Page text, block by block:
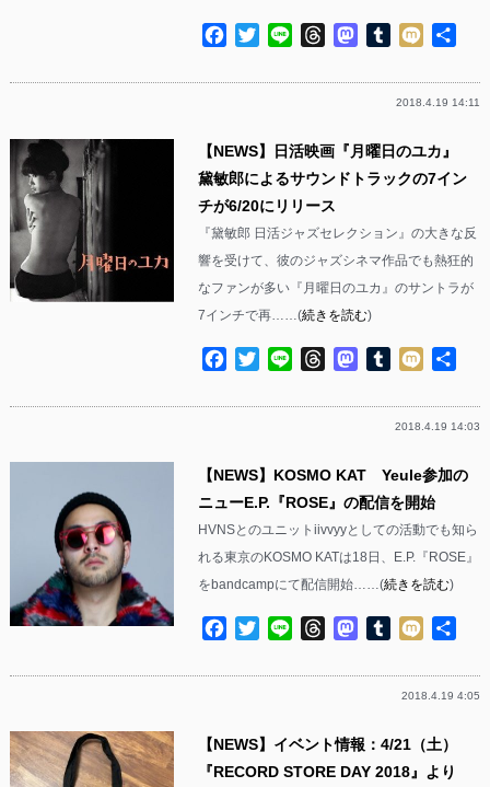
Facebook
TwitterLine ThreadsMastodon
Tumblr
Mixi
2018.4.19 14:11
【NEWS】日活映画『月曜日のユカ』
黛敏郎によるサウンドトラックの7イン
チが6/20にリリース
『黛敏郎 日活ジャズセレクション』の大きな反
響を受けて、彼のジャズシネマ作品でも熱狂的
なファンが多い『月曜日のユカ』のサントラが
7インチで再……(続きを読む)
Facebook
TwitterLine ThreadsMastodon
Tumblr
Mixi
2018.4.19 14:03
【NEWS】KOSMO KAT Yeule参加の
ニューE.P.『ROSE』の配信を開始
HVNSとのユニットiivvyyとしての活動でも知ら
れる東京のKOSMO KATは18日、E.P.『ROSE』
をbandcampにて配信開始……(続きを読む)
Facebook
TwitterLine ThreadsMastodon
Tumblr
Mixi
2018.4.19 4:05
【NEWS】イベント情報：4/21（土）
『RECORD STORE DAY 2018』より